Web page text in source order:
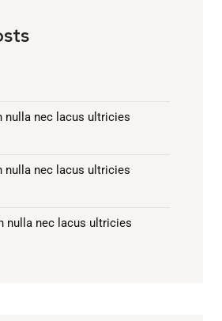
nulla nec lacus ultricies
nulla nec lacus ultricies
nulla nec lacus ultricies